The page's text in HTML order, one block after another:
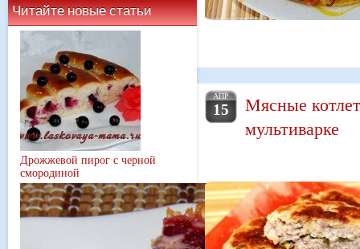
Читайте новые статьи
Дрожжевой пирог с черной
смородиной
АПР
15
Мясные
мультиварке